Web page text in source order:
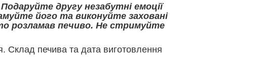
другу незабутні емоції
його та виконуйте заховані
розламав печиво. Не стримуйте
Склад печива та дата виготовлення